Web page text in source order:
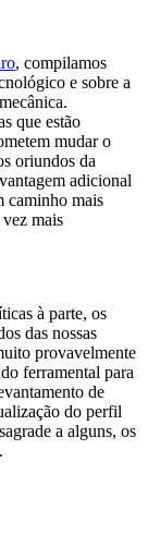
, compilamos
e sobre a
que estão
mudar o
oriundos da
adicional
caminho mais
mais
à parte, os
das nossas
provavelmente
ferramental para
de
do perfil
a alguns, os